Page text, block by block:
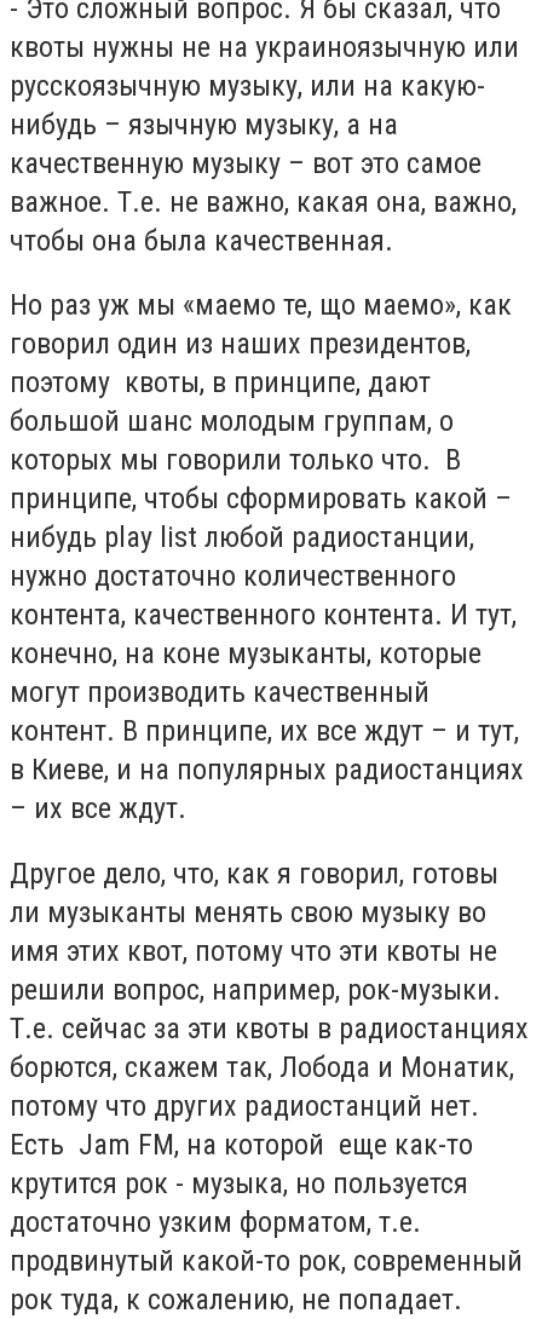
- Это сложный вопрос. Я бы сказал, что
квоты нужны не на украиноязычную или
русскоязычную музыку, или на какую-
нибудь – язычную музыку, а на
качественную музыку – вот это самое
важное. Т.е. не важно, какая она, важно,
чтобы она была качественная.
Но раз уж мы «маемо те, що маемо», как
говорил один из наших президентов,
поэтому квоты, в принципе, дают
большой шанс молодым группам, о
которых мы говорили только что. В
принципе, чтобы сформировать какой –
нибудь play list любой радиостанции,
нужно достаточно количественного
контента, качественного контента. И тут,
конечно, на коне музыканты, которые
могут производить качественный
контент. В принципе, их все ждут – и тут,
в Киеве, и на популярных радиостанциях
– их все ждут.
Другое дело, что, как я говорил, готовы
ли музыканты менять свою музыку во
имя этих квот, потому что эти квоты не
решили вопрос, например, рок-музыки.
Т.е. сейчас за эти квоты в радиостанциях
борются, скажем так, Лобода и Монатик,
потому что других радиостанций нет.
Есть Jam FM, на которой еще как-то
крутится рок - музыка, но пользуется
достаточно узким форматом, т.е.
продвинутый какой-то рок, современный
рок туда, к сожалению, не попадает.